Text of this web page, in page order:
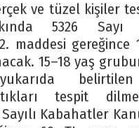
ve tüzel kişiler
5326 Sayı
maddesi gereğince
15–18 yaş
belirtilen
tespit
Kabahatler